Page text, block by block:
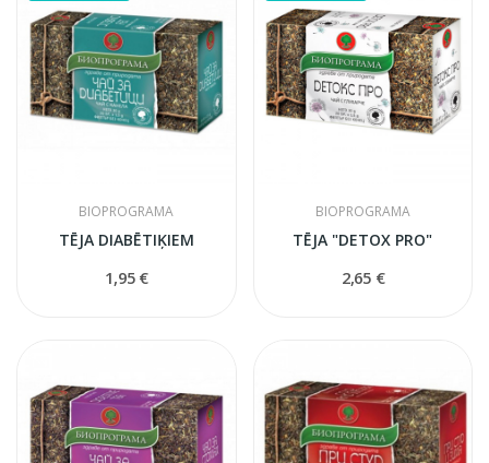
BIOPROGRAMA
TĒJA DIABĒTIĶIEM
1,95 €
BIOPROGRAMA
TĒJA "DETOX PRO"
2,65 €